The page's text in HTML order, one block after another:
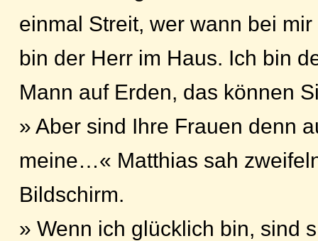
einmal Streit, wer wann bei
bin der Herr im Haus. Ich bin
Mann auf Erden, das können
» Aber sind Ihre Frauen denn
meine…« Matthias sah
Bildschirm.
» Wenn ich glücklich bin, sind